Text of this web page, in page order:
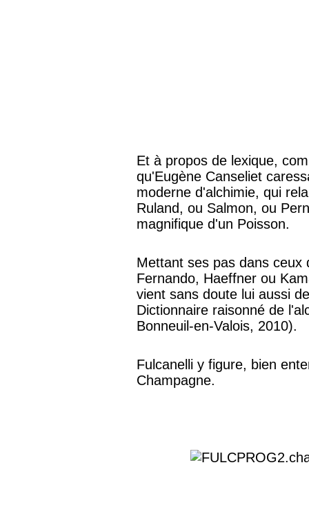
Et à propos de lexique,
qu'Eugène Canseliet
moderne d'alchimie, qui
Ruland, ou Salmon, ou
magnifique d'un Poisson.
Mettant ses pas dans ceux
Fernando, Haeffner ou
vient sans doute lui aussi
Dictionnaire raisonné de
Bonneuil-en-Valois, 2010).
Fulcanelli y figure, bien
Champagne.